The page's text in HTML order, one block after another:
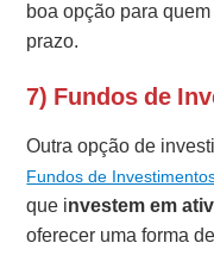
boa opção para
prazo.
7) Fundos de
Outra opção de
Fundos de
que investem em
oferecer uma forma